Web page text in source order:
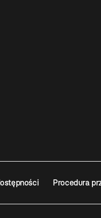
Procedura